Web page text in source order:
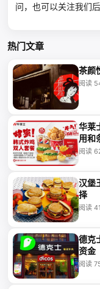
问，也可以关注我们后
热门文章
茶颜
阅读
华莱
用和
阅读
汉堡
择
阅读
德克
资金
阅读